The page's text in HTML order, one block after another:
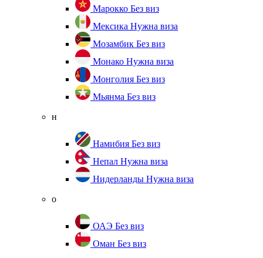
Марокко Без виз
Мексика Нужна виза
Мозамбик Без виз
Монако Нужна виза
Монголия Без виз
Мьянма Без виз
н
Намибия Без виз
Непал Нужна виза
Нидерланды Нужна виза
о
ОАЭ Без виз
Оман Без виз